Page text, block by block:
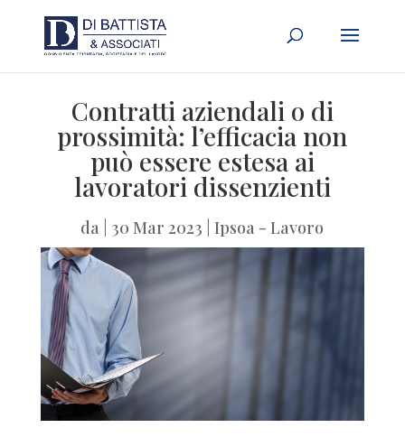
Contratti aziendali o di
prossimità: l’efficacia non
può essere estesa ai
lavoratori dissenzienti
da 30 Mar 2023 |Ipsoa - Lavoro